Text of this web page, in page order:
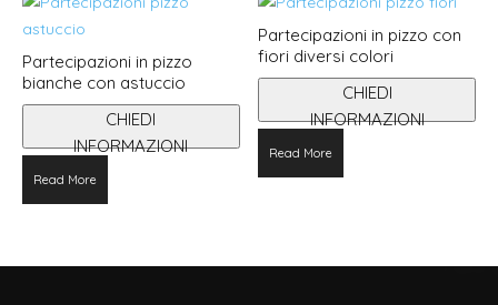
varianti.
opzioni
possono
essere
scelte
Partecipazioni in pizzo
bianche con astuccio
CHIEDI
INFORMAZIONI
Read More
Partecipazioni in pizzo con
fiori diversi colori
CHIEDI
INFORMAZIONI
Read More